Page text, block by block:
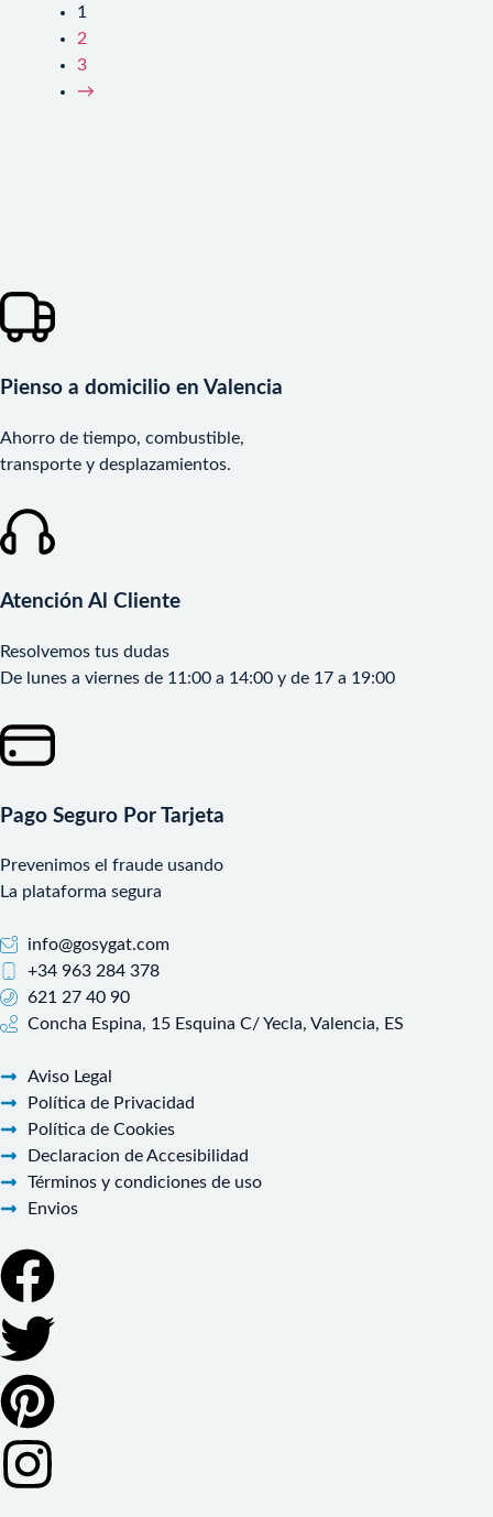
1
2
3
→
Pienso a domicilio en Valencia
Ahorro de tiempo, combustible,
transporte y desplazamientos.
Atención Al Cliente
Resolvemos tus dudas
De lunes a viernes de 11:00 a 14:00 y de 17 a 19:00
Pago Seguro Por Tarjeta
Prevenimos el fraude usando
La plataforma segura
info@gosygat.com
+34 963 284 378
621 27 40 90
Concha Espina, 15 Esquina C/ Yecla, Valencia, ES
Aviso Legal
Política de Privacidad
Política de Cookies
Declaracion de Accesibilidad
Términos y condiciones de uso
Envios